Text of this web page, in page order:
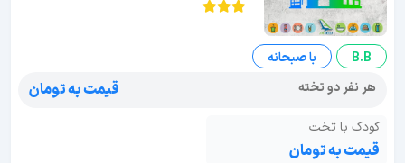
B.B
با صبحانه
هر نفر دو تخته
قیمت به تومان
کودک با تخت
قیمت به تومان